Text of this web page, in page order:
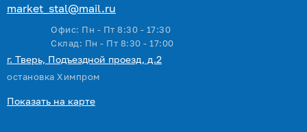
Офис: Пн - Пт 8:30 - 17:30
Склад: Пн - Пт 8:30 - 17:00
остановка Химпром
market_stal@mail.ru
Показать на карте
г. Тверь, Подъездной проезд, д.2